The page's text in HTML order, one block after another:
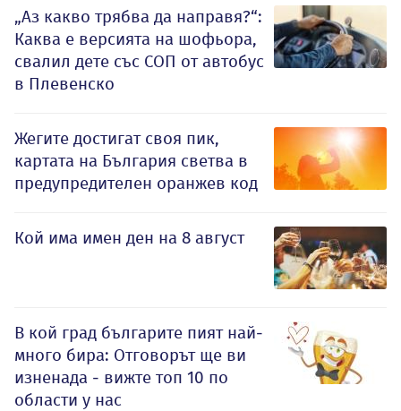
„Аз какво трябва да направя?“:
Каква е версията на шофьора,
свалил дете със СОП от автобус
в Плевенско
Жегите достигат своя пик,
картата на България светва в
предупредителен оранжев код
Кой има имен ден на 8 август
В кой град българите пият най-
много бира: Отговорът ще ви
изненада - вижте топ 10 по
области у нас